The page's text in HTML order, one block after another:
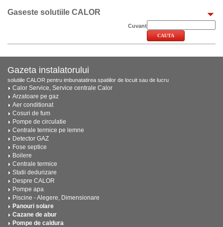
Gaseste solutiile CALOR
Cuvant
Gazeta instalatorului
solutiile CALOR pentru imbunatatirea spatiilor de locuit sau de lucru
Calor Service, Service centrale Calor
Arzatoare pe gaz
Aer conditionat
Cosuri de fum
Pompe de circulatie
Centrale termice pe lemne
Detector GAZ
Fose septice
Boilere
Centrale termice
Statii dedurizare
Despre CALOR
Pompe apa
Piscine - Alegere, Dimensionare
Panouri solare
Cazane de abur
Pompe de caldura